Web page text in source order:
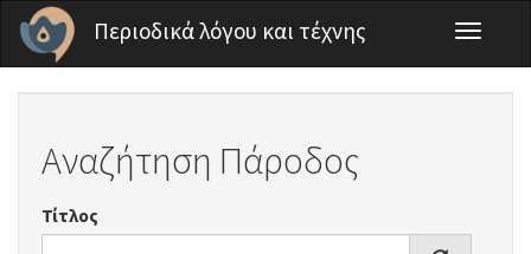
Παράκαμψη προς το κυρίως περιεχόμενο
Περιοδικά λόγου και τέχνης
Toggle
Αναζήτηση Πάροδος
Τίτλος